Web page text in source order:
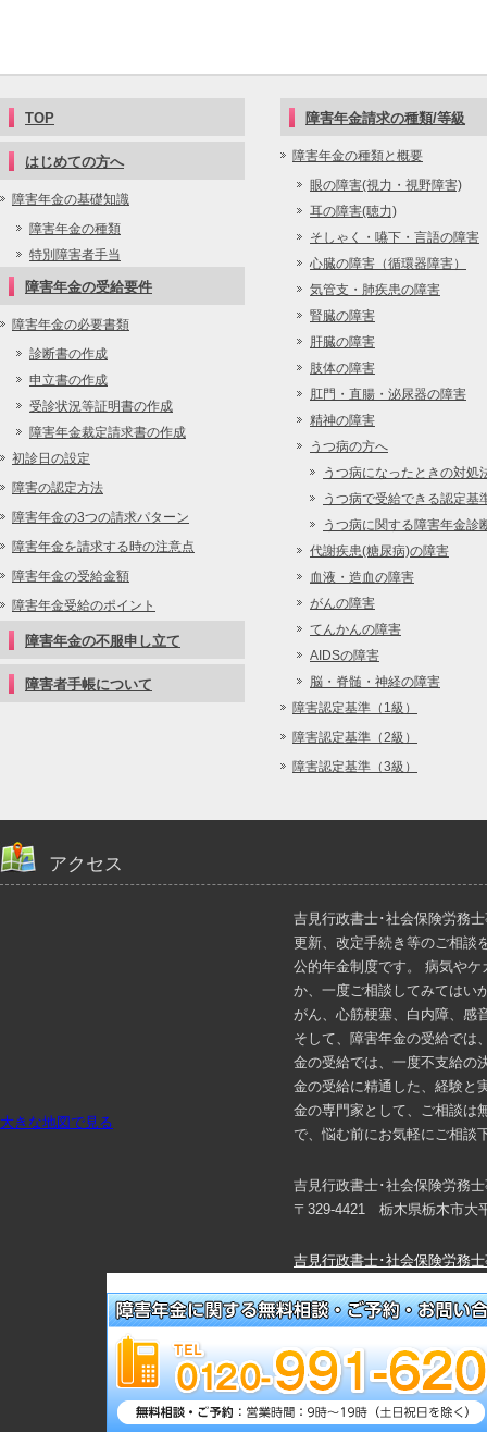
TOP
はじめての方へ
障害年金の基礎知識
障害年金の種類
特別障害者手当
障害年金の受給要件
障害年金の必要書類
診断書の作成
申立書の作成
受診状況等証明書の作成
障害年金裁定請求書の作成
初診日の設定
障害の認定方法
障害年金の3つの請求パターン
障害年金を請求する時の注意点
障害年金の受給金額
障害年金受給のポイント
障害年金の不服申し立て
障害者手帳について
障害年金請求の種類/等級
障害年金の種類と概要
眼の障害(視力・視野障害)
耳の障害(聴力)
そしゃく・嚥下・言語の障害
心臓の障害（循環器障害）
気管支・肺疾患の障害
腎臓の障害
肝臓の障害
肢体の障害
肛門・直腸・泌尿器の障害
精神の障害
うつ病の方へ
うつ病になったときの対処
うつ病で受給できる認定基
うつ病に関する障害年金診
代謝疾患(糖尿病)の障害
血液・造血の障害
がんの障害
てんかんの障害
AIDSの障害
脳・脊髄・神経の障害
障害認定基準（1級）
障害認定基準（2級）
障害認定基準（3級）
アクセス
大きな地図で見る
吉見行政書士･社会保険労務
更新、改定手続き等のご相談
公的年金制度です。 病気や
か、一度ご相談してみてはい
がん、心筋梗塞、白内障、感
そして、障害年金の受給では
金の受給では、一度不支給の
金の受給に精通した、経験と
金の専門家として、ご相談は
で、悩む前にお気軽にご相談
吉見行政書士･社会保険労務
〒329-4421 栃木県栃木市大
吉見行政書士･社会保険労務